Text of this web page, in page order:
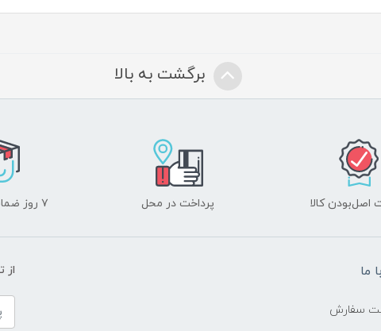
برگشت به بالا
اصل‌بودن کالا پرداخت در محل ۷ روز ضمانت بازگشت
ما
سفارش
از